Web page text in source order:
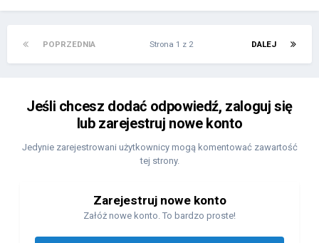
POPRZEDNIA DALEJ
Strona 1 z 2
Jeśli chcesz dodać odpowiedź, zaloguj się
lub zarejestruj nowe konto
Jedynie zarejestrowani użytkownicy mogą komentować zawartość
tej strony.
Zarejestruj nowe konto
Załóż nowe konto. To bardzo proste!